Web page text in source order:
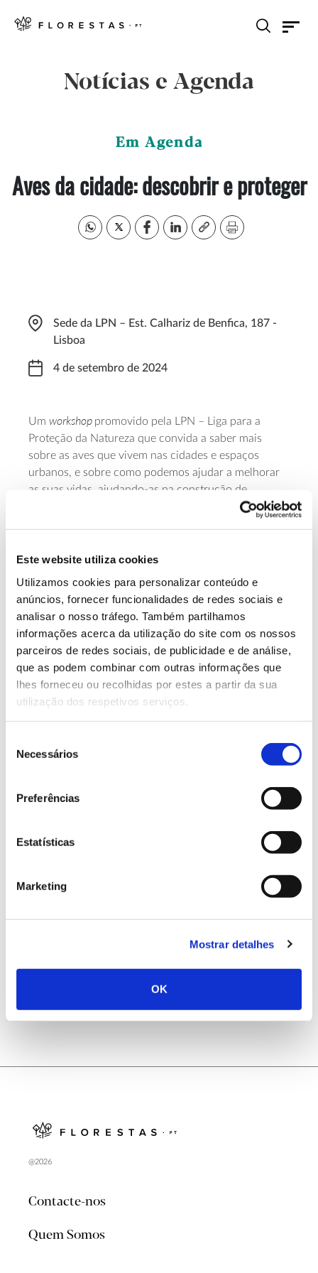
Este website utiliza cookies
Utilizamos cookies para personalizar conteúdo e
anúncios, fornecer funcionalidades de redes sociais e
analisar o nosso tráfego. Também partilhamos
informações acerca da utilização do site com os nossos
parceiros de redes sociais, de publicidade e de análise,
que as podem combinar com outras informações que
lhes forneceu ou recolhidas por estes a partir da sua
utilização dos respetivos serviços.
Necessários
Preferências
Estatísticas
Marketing
Mostrar detalhes
OK
Notícias e Agenda
Em Agenda
Aves da cidade: descobrir e proteger
Sede da LPN – Est. Calhariz de Benfica, 187 -
Lisboa
4 de setembro de 2024
Um workshop promovido pela LPN – Liga para a
Proteção da Natureza que convida a saber mais
sobre as aves que vivem nas cidades e espaços
urbanos, e sobre como podemos ajudar a melhorar
as suas vidas, ajudando-as na construção de
bebedouros, comedouros e caixas-ninho. A iniciativa
inscrição prévia.
Saiba mais sobre a oficina “aves da
cidade”, da LPN
13.07.2026
Genoma do priolo e de outras espécies em risco:
conhecer para conservar
Registar galhas de Trichi em acácia-das-espigas:
cidadãos chamados a ajudar
@2026
Contacte-nos
Quem Somos